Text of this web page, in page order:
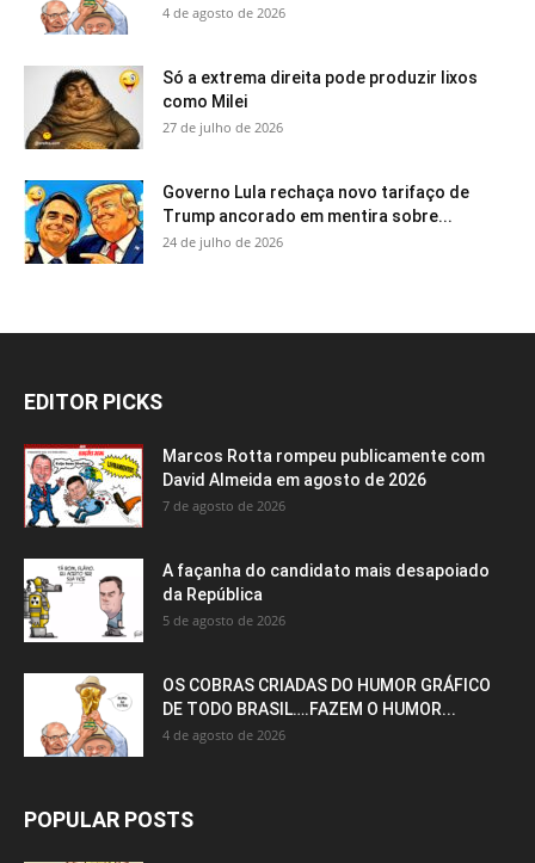
4 de agosto de 2026
Só a extrema direita pode produzir lixos
como Milei
27 de julho de 2026
Governo Lula rechaça novo tarifaço de
Trump ancorado em mentira sobre...
24 de julho de 2026
EDITOR PICKS
Marcos Rotta rompeu publicamente com
David Almeida em agosto de 2026
7 de agosto de 2026
A façanha do candidato mais desapoiado
da República
5 de agosto de 2026
OS COBRAS CRIADAS DO HUMOR GRÁFICO
DE TODO BRASIL….FAZEM O HUMOR...
4 de agosto de 2026
POPULAR POSTS